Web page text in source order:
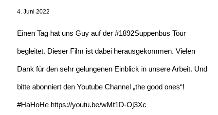
4. Juni 2022
Einen Tag hat uns Guy auf der #1892Suppenbus Tour
begleitet. Dieser Film ist dabei herausgekommen. Vielen
Dank für den sehr gelungenen Einblick in unsere Arbeit. Und
bitte abonniert den Youtube Channel „the good ones“!
#HaHoHe https://youtu.be/wMt1D-Oj3Xc